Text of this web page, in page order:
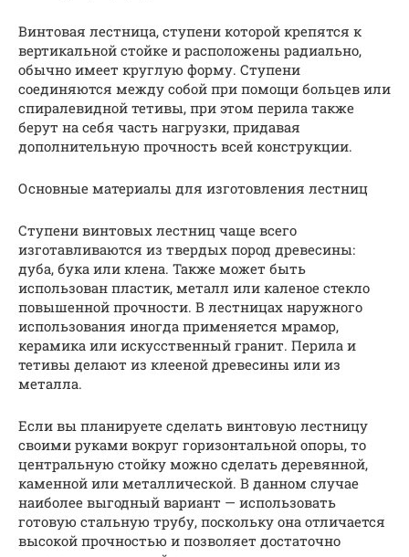
Винтовая лестница, ступени которой крепятся к
вертикальной стойке и расположены радиально,
обычно имеет круглую форму. Ступени
соединяются между собой при помощи больцев или
спиралевидной тетивы, при этом перила также
берут на себя часть нагрузки, придавая
дополнительную прочность всей конструкции.
Основные материалы для изготовления лестниц
Ступени винтовых лестниц чаще всего
изготавливаются из твердых пород древесины:
дуба, бука или клена. Также может быть
использован пластик, металл или каленое стекло
повышенной прочности. В лестницах наружного
использования иногда применяется мрамор,
керамика или искусственный гранит. Перила и
тетивы делают из клееной древесины или из
металла.
Если вы планируете сделать винтовую лестницу
своими руками вокруг горизонтальной опоры, то
центральную стойку можно сделать деревянной,
каменной или металлической. В данном случае
наиболее выгодный вариант — использовать
готовую стальную трубу, поскольку она отличается
высокой прочностью и позволяет достаточно